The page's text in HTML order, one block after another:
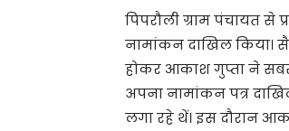
पिपरौली ग्राम पंचायत
नामांकन दाखिल किया।
होकर आकाश गुप्ता ने
अपना नामांकन पत्र
लगा रहे थें। इस दौरान